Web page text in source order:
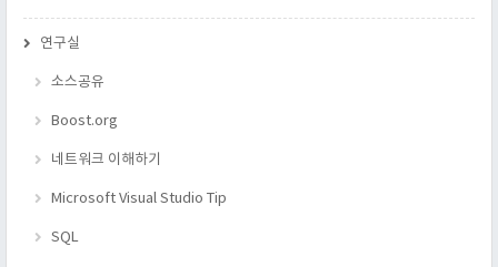
연구실
소스공유
Boost.org
네트워크 이해하기
Microsoft Visual Studio Tip
SQL